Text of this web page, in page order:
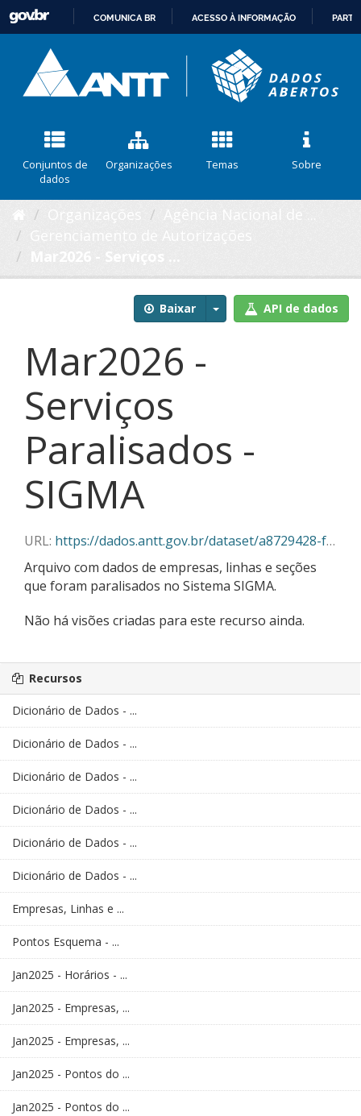
CONTEÚDO
COMUNICA BR ACESSO À INFORMAÇÃO
Conjuntos de
dados
Organizações Temas Sobre
Baixar API de dados
Mar2026 -
Serviços
Paralisados -
SIGMA
URL: https://dados.antt.gov.br/dataset/a8729428-f382-430c-abe5-6e5f85aa9a03/resource/f8946437-0d81-41b5-b63a-363c0a67b25f/download/03-2026_servicos_paralisados_sigma.csv
Arquivo com dados de empresas, linhas e seções
que foram paralisados no Sistema SIGMA.
Não há visões criadas para este recurso ainda.
Recursos
Dicionário de Dados - ...
Dicionário de Dados - ...
Dicionário de Dados - ...
Dicionário de Dados - ...
Dicionário de Dados - ...
Dicionário de Dados - ...
Empresas, Linhas e ...
Pontos Esquema - ...
Jan2025 - Horários - ...
Jan2025 - Empresas, ...
Jan2025 - Empresas, ...
Jan2025 - Pontos do ...
Jan2025 - Pontos do ...